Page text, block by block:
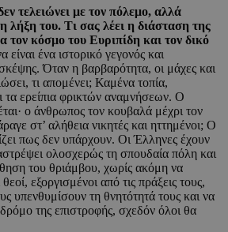
τελειώνει με τον πόλεμο, αλλά
λήξη του. Τι σας λέει η διάσταση της
τον κόσμο του Ευριπίδη και τον δικό
ένα ιστορικό γεγονός και
Όταν η βαρβαρότητα, οι μάχες και
τι απομένει; Καμένα τοπία,
τα ερείπια φρικτών αναμνήσεων. Ο
ο άνθρωπος τον κουβαλά μέχρι τον
στ’ αλήθεια νικητές και ηττημένοι; Ο
πως δεν υπάρχουν. Οι Έλληνες έχουν
ολοσχερώς τη σπουδαία πόλη και
του θριάμβου, χωρίς ακόμη να
θεοί, εξοργισμένοι από τις πράξεις τους,
υπενθυμίσουν τη θνητότητά τους και να
της επιστροφής, σχεδόν όλοι θα